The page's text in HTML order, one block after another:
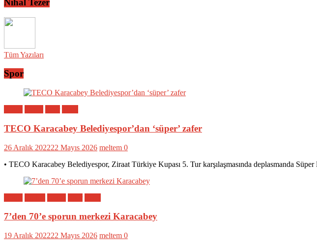
Nihal Tezer
Tüm Yazıları
Spor
TECO Karacabey Belediyespor’dan ‘süper’ zafer
26 Aralık 202222 Mayıs 2026 meltem 0
• TECO Karacabey Belediyespor, Ziraat Türkiye Kupası 5. Tur karşılaşmasında deplasmanda
7’den 70’e sporun merkezi Karacabey
19 Aralık 202222 Mayıs 2026 meltem 0